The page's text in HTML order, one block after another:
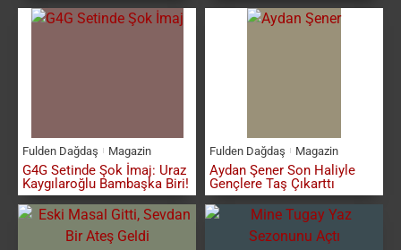
Fulden Dağdaş Magazin
G4G Setinde Şok İmaj: Uraz
Kaygılaroğlu Bambaşka Biri!
Fulden Dağdaş Magazin
Aydan Şener Son Haliyle
Gençlere Taş Çıkarttı